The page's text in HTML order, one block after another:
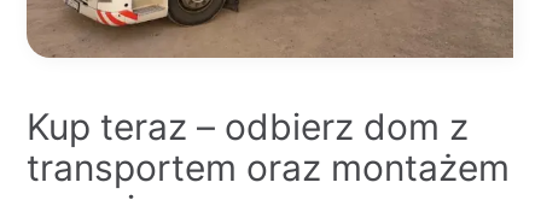
Kup teraz – odbierz dom z
transportem oraz montażem